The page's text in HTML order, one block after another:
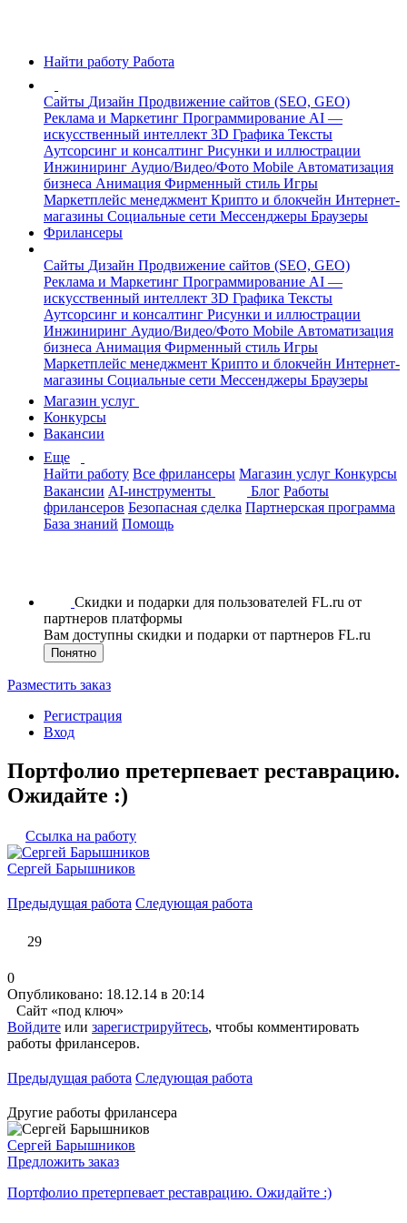
Найти работу Работа
Сайты Дизайн Продвижение сайтов (SEO, GEO)
Реклама и Маркетинг Программирование AI —
искусственный интеллект 3D Графика Тексты
Аутсорсинг и консалтинг Рисунки и иллюстрации
Инжиниринг Аудио/Видео/Фото Mobile Автоматизация
бизнеса Анимация Фирменный стиль Игры
Маркетплейс менеджмент Крипто и блокчейн Интернет-
магазины Социальные сети Мессенджеры Браузеры
Фрилансеры
Сайты Дизайн Продвижение сайтов (SEO, GEO)
Реклама и Маркетинг Программирование AI —
искусственный интеллект 3D Графика Тексты
Аутсорсинг и консалтинг Рисунки и иллюстрации
Инжиниринг Аудио/Видео/Фото Mobile Автоматизация
бизнеса Анимация Фирменный стиль Игры
Маркетплейс менеджмент Крипто и блокчейн Интернет-
магазины Социальные сети Мессенджеры Браузеры
Магазин услуг
Конкурсы
Вакансии
Еще
Найти работу Все фрилансеры Магазин услуг Конкурсы
Вакансии AI-инструменты Блог Работы
фрилансеров Безопасная сделка Партнерская программа
База знаний Помощь
Скидки и подарки для пользователей FL.ru от
партнеров платформы
Вам доступны скидки и подарки от партнеров FL.ru
Понятно
Разместить заказ
Регистрация
Вход
Портфолио претерпевает реставрацию.
Ожидайте :)
Ссылка на работу
Сергей Барышников
Предыдущая работа Следующая работа
29
0
Опубликовано: 18.12.14 в 20:14
Сайт «под ключ»
Войдите или зарегистрируйтесь, чтобы комментировать
работы фрилансеров.
Предыдущая работа Следующая работа
Другие работы фрилансера
Сергей Барышников
Предложить заказ
Портфолио претерпевает реставрацию. Ожидайте :)